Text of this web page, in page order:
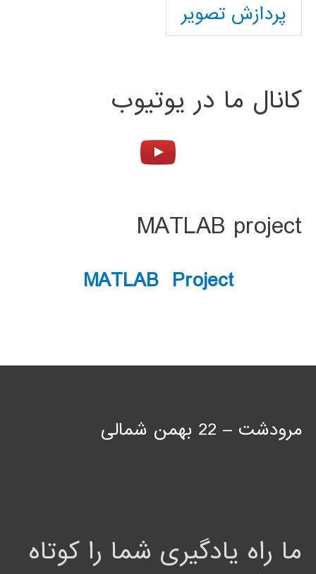
پردازش تصویر
کانال ما در یوتیوب
MATLAB project
MATLAB Project
مرودشت – 22 بهمن شمالی
ما راه یادگیری شما را کوتاه